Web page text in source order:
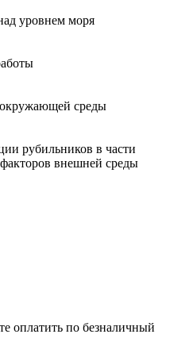
уровнем моря
окружающей среды
рубильников в части
внешней среды
оплатить по безналичный